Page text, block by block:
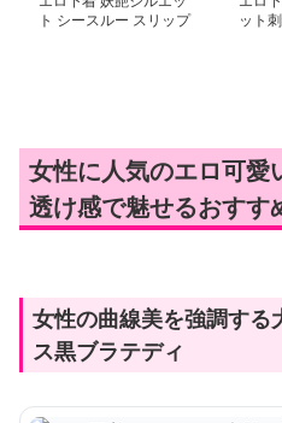
ト シースルー スリップ
ット
女性に人気のエロ可愛
透け感で魅せるおすす
女性の曲線美を強調する
ス黒ブラテディ